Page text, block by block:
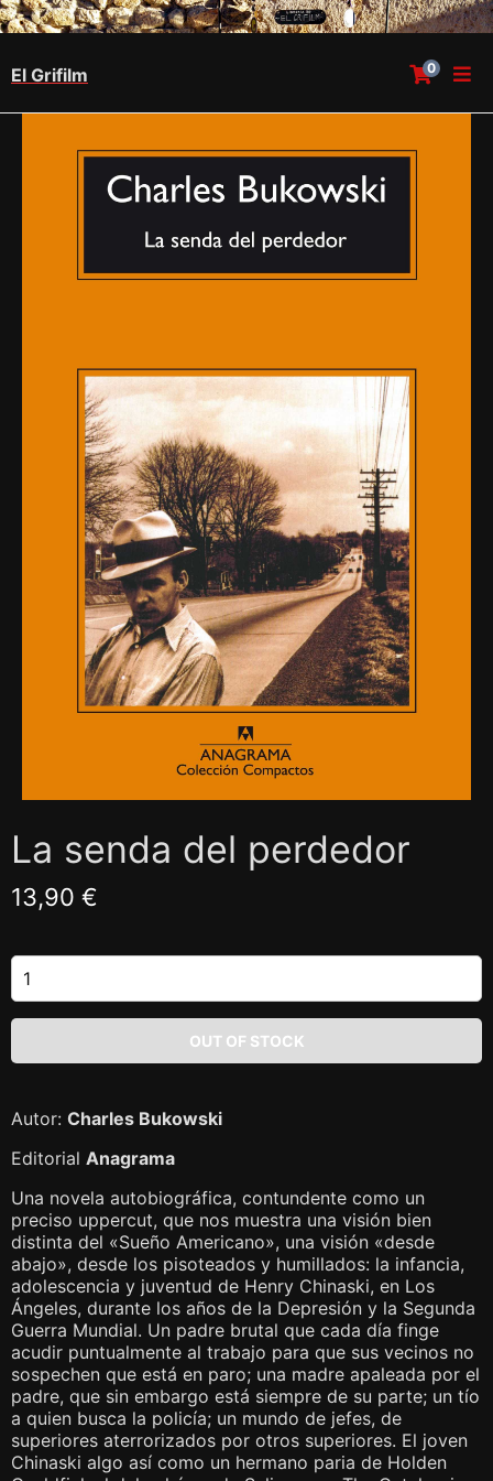
El Grifilm 0
La senda del perdedor
13,90 €
Autor: Charles Bukowski
Editorial Anagrama
Una novela autobiográfica, contundente como un
preciso uppercut, que nos muestra una visión bien
distinta del «Sueño Americano», una visión «desde
abajo», desde los pisoteados y humillados: la infancia,
adolescencia y juventud de Henry Chinaski, en Los
Ángeles, durante los años de la Depresión y la Segunda
Guerra Mundial. Un padre brutal que cada día finge
acudir puntualmente al trabajo para que sus vecinos no
sospechen que está en paro; una madre apaleada por el
padre, que sin embargo está siempre de su parte; un tío
a quien busca la policía; un mundo de jefes, de
superiores aterrorizados por otros superiores. El joven
Chinaski algo así como un hermano paria de Holden